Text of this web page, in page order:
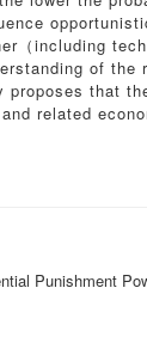
（including
of
that
related
Punishment